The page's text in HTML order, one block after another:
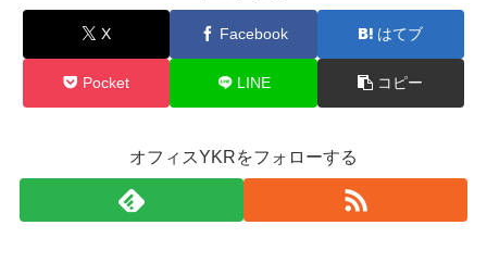
X Facebook はてブ
Pocket LINE コピー
オフィスYKRをフォローする